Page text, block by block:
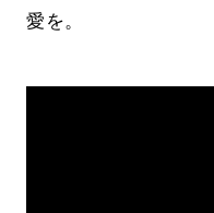
愛を。